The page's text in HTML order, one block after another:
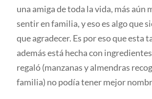
una amiga de toda la vida, más aún
sentir en familia, y eso es algo que
que agradecer. Es por eso que esta
además está hecha con
regaló (manzanas y almendras
familia) no podía tener mejor